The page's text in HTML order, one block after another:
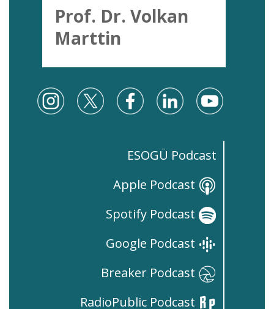
Prof. Dr. Volkan
Marttin
ESOGÜ Podcast
Apple Podcast
Spotify Podcast
Google Podcast
Breaker Podcast
RadioPublic Podcast